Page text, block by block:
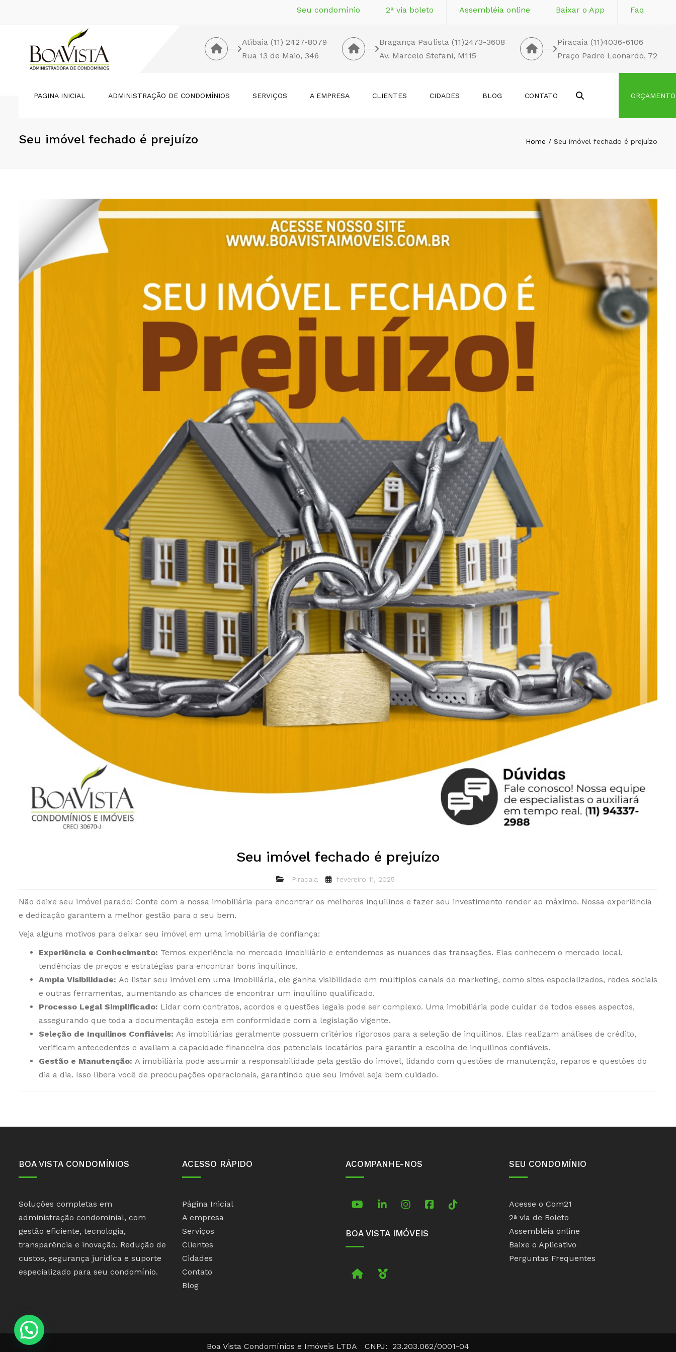
Seu condomínio 2ª via boleto Assembléia online Baixar o App Faq
Atibaia (11) 2427-8079
Rua 13 de Maio, 346
Bragança Paulista (11)2473-3608
Av. Marcelo Stefani, M115
Piracaia (11)4036-6106
Praço Padre Leonardo, 72
PAGINA INICIAL ADMINISTRAÇÃO DE CONDOMÍNIOS
LOTEAMENTOS
SERVIÇOS A EMPRESA CLIENTES CIDADES BLOG CONTATO ORÇAMENTO
Seu imóvel fechado é prejuízo Home Seu imóvel fechado é prejuízo
Seu imóvel fechado é prejuízo
Piracaia fevereiro 11, 2025
Não deixe seu imóvel parado! Conte com a nossa imobiliária para encontrar os melhores inquilinos e fazer seu investimento render ao máximo. Nossa experiência
e dedicação garantem a melhor gestão para o seu bem.
Veja alguns motivos para deixar seu imóvel em uma imobiliária de confiança:
Experiência e Conhecimento: Temos experiência no mercado imobiliário e entendemos as nuances das transações. Elas conhecem o mercado local,
tendências de preços e estratégias para encontrar bons inquilinos.
Ampla Visibilidade: Ao listar seu imóvel em uma imobiliária, ele ganha visibilidade em múltiplos canais de marketing, como sites especializados, redes sociais
e outras ferramentas, aumentando as chances de encontrar um inquilino qualificado.
Processo Legal Simplificado: Lidar com contratos, acordos e questões legais pode ser complexo. Uma imobiliária pode cuidar de todos esses aspectos,
assegurando que toda a documentação esteja em conformidade com a legislação vigente.
Seleção de Inquilinos Confiáveis: As imobiliárias geralmente possuem critérios rigorosos para a seleção de inquilinos. Elas realizam análises de crédito,
verificam antecedentes e avaliam a capacidade financeira dos potenciais locatários para garantir a escolha de inquilinos confiáveis.
Gestão e Manutenção: A imobiliária pode assumir a responsabilidade pela gestão do imóvel, lidando com questões de manutenção, reparos e questões do
dia a dia. Isso libera você de preocupações operacionais, garantindo que seu imóvel seja bem cuidado.
BOA VISTA CONDOMÍNIOS
Soluções completas em
administração condominial, com
gestão eficiente, tecnologia,
transparência e inovação. Redução de
custos, segurança jurídica e suporte
especializado para seu condomínio.
ACESSO RÁPIDO
Página Inicial
A empresa
Serviços
Clientes
Cidades
Contato
Blog
ACOMPANHE-NOS
TikTok
BOA VISTA IMÓVEIS
ImobiliáriaBoa Vista Prime
SEU CONDOMÍNIO
Acesse o Com21
2ª via de Boleto
Assembléia online
Baixe o Aplicativo
Perguntas Frequentes
Boa Vista Condomínios e Imóveis LTDA CNPJ: 23.203.062/0001-04